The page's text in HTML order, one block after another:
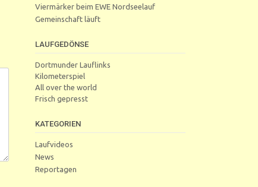
Viermärker beim EWE Nordseelauf
Gemeinschaft läuft
LAUFGEDÖNSE
Dortmunder Lauflinks
Kilometerspiel
All over the world
Frisch gepresst
KATEGORIEN
Laufvideos
News
Reportagen